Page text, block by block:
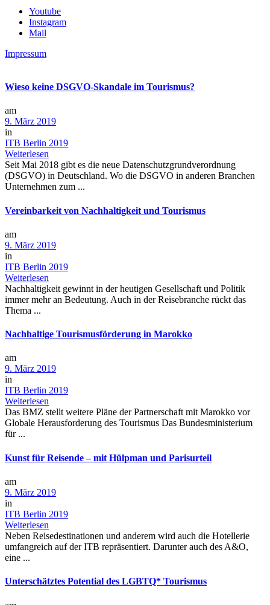
Youtube
Instagram
Mail
Impressum
Wieso keine DSGVO-Skandale im Tourismus?
am
9. März 2019
in
ITB Berlin 2019
Weiterlesen
Seit Mai 2018 gibt es die neue Datenschutzgrundverordnung
(DSGVO) in Deutschland. Wo die DSGVO in anderen Branchen
Unternehmen zum ...
Vereinbarkeit von Nachhaltigkeit und Tourismus
am
9. März 2019
in
ITB Berlin 2019
Weiterlesen
Nachhaltigkeit gewinnt in der heutigen Gesellschaft und Politik
immer mehr an Bedeutung. Auch in der Reisebranche rückt das
Thema ...
Nachhaltige Tourismusförderung in Marokko
am
9. März 2019
in
ITB Berlin 2019
Weiterlesen
Das BMZ stellt weitere Pläne der Partnerschaft mit Marokko vor
Globale Herausforderung des Tourismus Das Bundesministerium
für ...
Kunst für Reisende – mit Hülpman und Parisurteil
am
9. März 2019
in
ITB Berlin 2019
Weiterlesen
Neben Reisedestinationen und anderem wird auch die Hotellerie
umfangreich auf der ITB repräsentiert. Darunter auch des A&O,
eine ...
Unterschätztes Potential des LGBTQ* Tourismus